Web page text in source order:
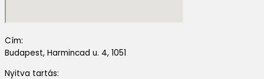
Cím:
Budapest, Harmincad u. 4, 1051
Nyitva tartás: